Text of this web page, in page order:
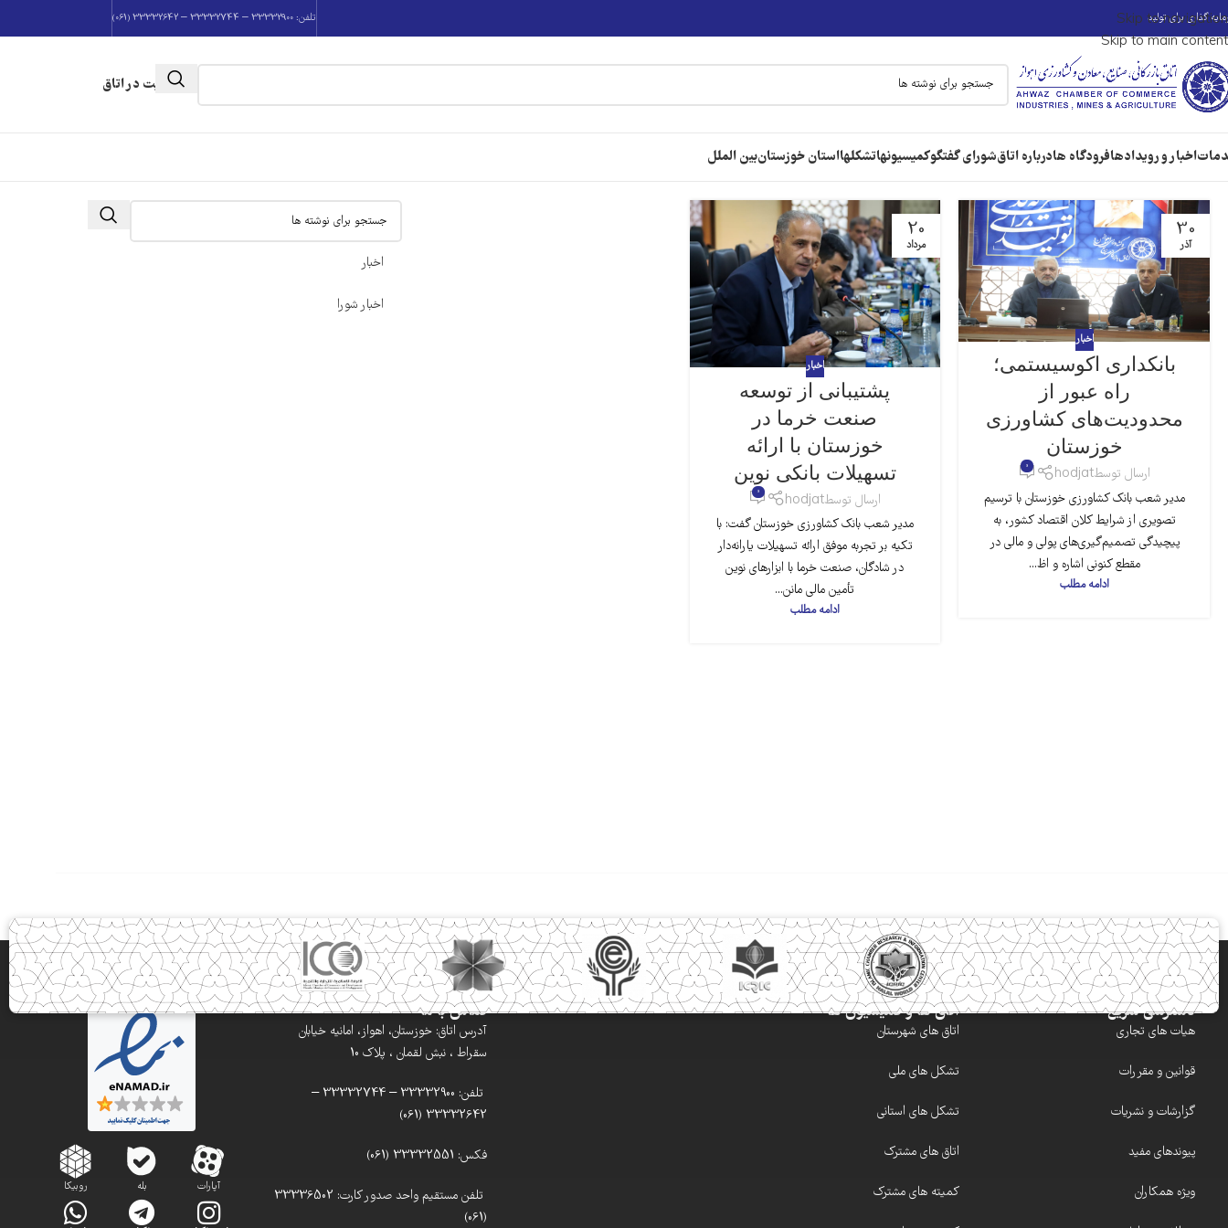
Skip to navigation
Skip to main content
گذاری برای تولید تلفن: 33332900 – 33332744 – 33332642 (061)
عضویت در اتاق
اخبار و رویدادهافرودگاه هادرباره اتاقشورای گفتگوکمیسیونهاتشکلهااستان خوزستانبین الملل
30
آذر
اخبار
بانکداری اکوسیستمی؛
راه عبور از
محدودیت‌های کشاورزی
خوزستان
ارسال توسطhodjat
0
مدیر شعب بانک کشاورزی خوزستان با ترسیم
تصویری از شرایط کلان اقتصاد کشور، به
پیچیدگی تصمیم‌گیری‌های پولی و مالی در
مقطع کنونی اشاره و اظ...
ادامه مطلب
20
مرداد
اخبار
پشتیبانی از توسعه
صنعت خرما در
خوزستان با ارائه
تسهیلات بانکی نوین
ارسال توسطhodjat
0
مدیر شعب بانک کشاورزی خوزستان گفت: با
تکیه بر تجربه موفق ارائه تسهیلات یارانه‌دار
در شادگان، صنعت خرما با ابزارهای نوین
تأمین مالی مانن...
ادامه مطلب
اخبار
اخبار شورا
دسترسی سریع
هیات های تجاری
قوانین و مقررات
گزارشات و نشریات
پیوندهای مفید
ویژه همکاران
اتاق ها و کمیسیون ها
اتاق های شهرستان
تشکل های ملی
تشکل های استانی
اتاق های مشترک
کمیته های مشترک
تماس با ما
آدرس اتاق: خوزستان، اهواز، امانیه خیابان
سقراط ، نبش لقمان ، پلاک 10
تلفن: 33332900 – 33332744 –
33332642 (061)
فکس: 33332551 (061)
تلفن مستقیم واحد صدور کارت: 33336502
(061)
آپارات بله روبیکا